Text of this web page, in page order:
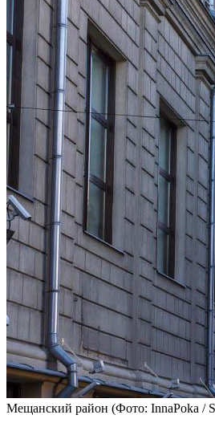
Мещанский район (Фото: InnaPoka /